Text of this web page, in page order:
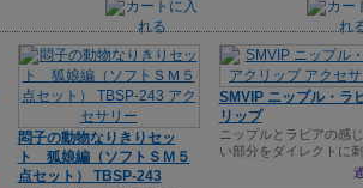
悶子の動物なりきりセッ
ト 狐娘編（ソフトＳＭ５
点セット） TBSP-243
SMVIP ニップル・ラ
リップ
ニップルとラビアの感
い部分をダイレクトに刺